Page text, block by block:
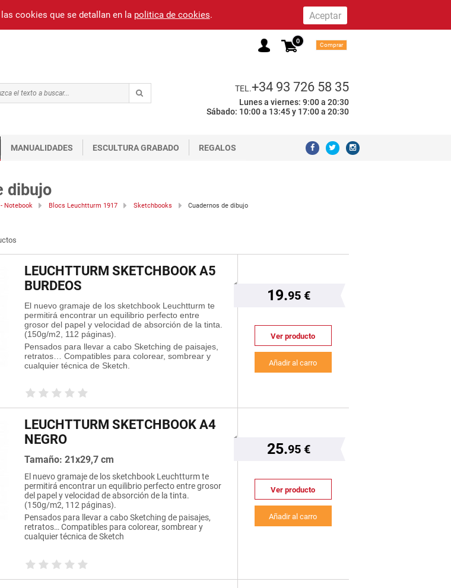
cookies que se detallan en la politica de cookies.
0 Comprar
TEL.+34 93 726 58 35
Lunes a viernes: 9:00 a 20:30
Sábado: 10:00 a 13:45 y 17:00 a 20:30
MANUALIDADES ESCULTURA GRABADO REGALOS
dibujo
Notebook Blocs Leuchtturm 1917 Sketchbooks Cuadernos de dibujo
LEUCHTTURM SKETCHBOOK A5
BURDEOS
El nuevo gramaje de los sketchbook Leuchtturm te
permitirá encontrar un equilibrio perfecto entre
grosor del papel y velocidad de absorción de la tinta.
(150g/m2, 112 páginas).
Pensados para llevar a cabo Sketching de paisajes,
retratos… Compatibles para colorear, sombrear y
cualquier técnica de Sketch.
19.95 €
Ver producto
Añadir al carro
LEUCHTTURM SKETCHBOOK A4
NEGRO
Tamaño: 21x29,7 cm
El nuevo gramaje de los sketchbook Leuchtturm te
permitirá encontrar un equilibrio perfecto entre grosor
del papel y velocidad de absorción de la tinta.
(150g/m2, 112 páginas).
Pensados para llevar a cabo Sketching de paisajes,
retratos… Compatibles para colorear, sombrear y
cualquier técnica de Sketch
25.95 €
Ver producto
Añadir al carro